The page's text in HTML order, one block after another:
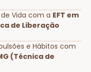
Vida com a EFT em
de Liberação
e Hábitos com
(Técnica de